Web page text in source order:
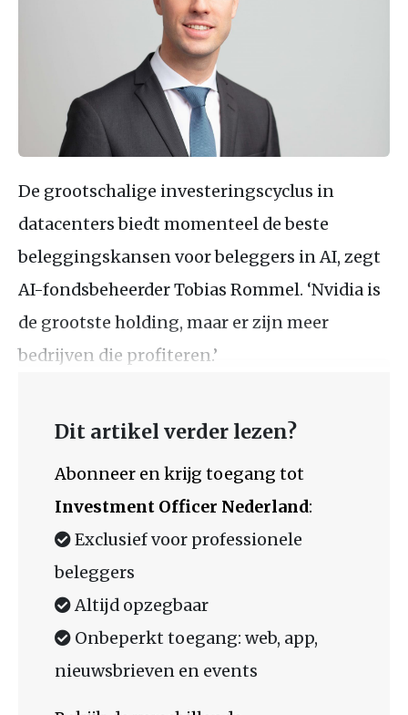
De grootschalige investeringscyclus in
datacenters biedt momenteel de beste
beleggingskansen voor beleggers in AI, zegt
AI-fondsbeheerder Tobias Rommel. ‘Nvidia is
de grootste holding, maar er zijn meer
bedrijven die profiteren.’
Dit artikel verder lezen?
Abonneer en krijg toegang tot
Investment Officer Nederland:
Exclusief voor professionele
beleggers
Altijd opzegbaar
Onbeperkt toegang: web, app,
nieuwsbrieven en events